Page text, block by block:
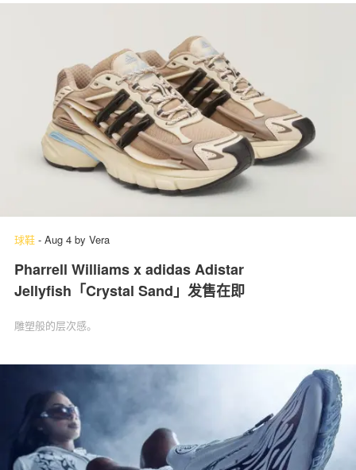
球鞋 - Aug 4 by Vera
Pharrell Williams x adidas Adistar
Jellyfish「Crystal Sand」发售在即
雕塑般的层次感。